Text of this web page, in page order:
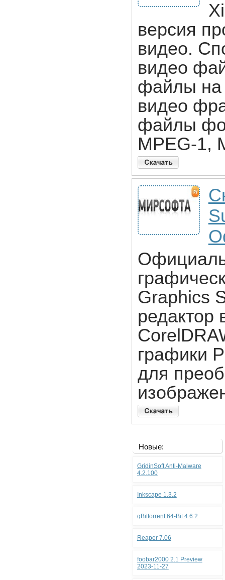
версия
видео.
видео
файлы на
видео
файлы
MPEG-1,
Graphics
редактор
графики
для
Новые:
GridinSoft Anti-Malware
4.2.100
Inkscape 1.3.2
qBittorrent 64-Bit 4.6.2
Reaper 7.06
foobar2000 2.1 Preview
2023-11-27